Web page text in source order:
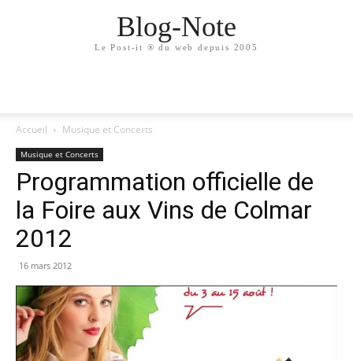
Blog-Note
Le Post-it ® du web depuis 2005
Accueil Musique et Concerts
Musique et Concerts
Programmation officielle de
la Foire aux Vins de Colmar
2012
16 mars 2012